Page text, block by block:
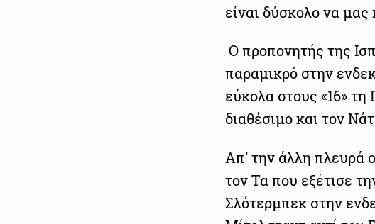
είναι δύσκολο να μας
Ο προπονητής της
παραμικρό στην
εύκολα στους «16» τη
διαθέσιμο και τον
Απ’ την άλλη πλευρά
τον Τα που εξέτισε
Σλότερμπεκ στην